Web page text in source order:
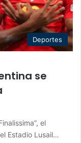
Deportes
se
el
Estadio Lusail…